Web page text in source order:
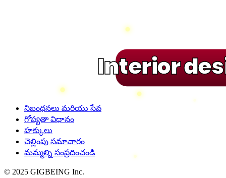
Interior
నిబంధనలు మరియు సేవ
గోప్యతా విధానం
హక్కులు
చెల్లింపు సమాచారం
మమ్మల్ని సంప్రదించండి
© 2025 GIGBEING Inc.